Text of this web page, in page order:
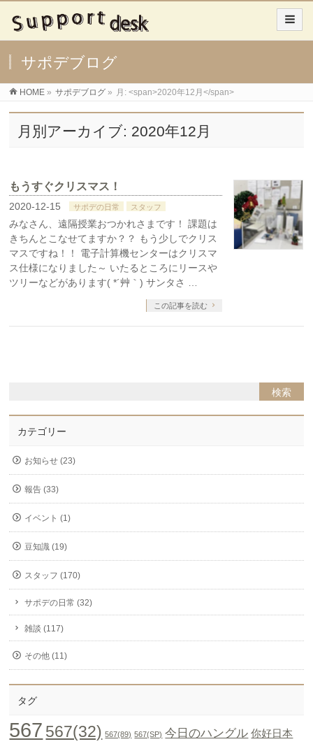
サポデブログ
HOME » サポデブログ » 月: <span>2020年12月</span>
月別アーカイブ: 2020年12月
もうすぐクリスマス！
2020-12-15 サポデの日常 スタッフ
みなさん、遠隔授業おつかれさまです！ 課題は
きちんとこなせてますか？？ もう少しでクリス
マスですね！！ 電子計算機センターはクリスマ
ス仕様になりました～ いたるところにリースや
ツリーなどがあります( *´艸｀) サンタさ …
この記事を読む
カテゴリー
お知らせ (23)
報告 (33)
イベント (1)
豆知識 (19)
スタッフ (170)
サポデの日常 (32)
雑談 (117)
その他 (11)
タグ
567 567(32) 567(89) 567(SP) 今日のハングル 你好日本